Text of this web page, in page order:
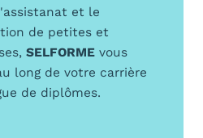
et le
de petites et
SELFORME vous
long de votre carrière
de diplômes.